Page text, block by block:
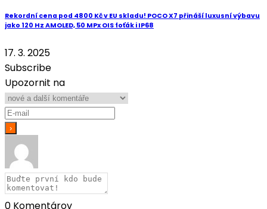
Rekordní cena pod 4800 Kč v EU skladu! POCO X7 přináší luxusní výbavu
jako 120 Hz AMOLED, 50 MPx OIS foťák i IP68
17. 3. 2025
Subscribe
Upozornit na
0 Komentárov